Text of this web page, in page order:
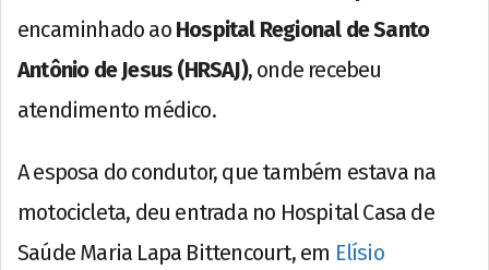
encaminhado ao Hospital Regional de Santo
Antônio de Jesus (HRSAJ), onde recebeu
atendimento médico.
A esposa do condutor, que também estava na
motocicleta, deu entrada no Hospital Casa de
Saúde Maria Lapa Bittencourt, em Elísio